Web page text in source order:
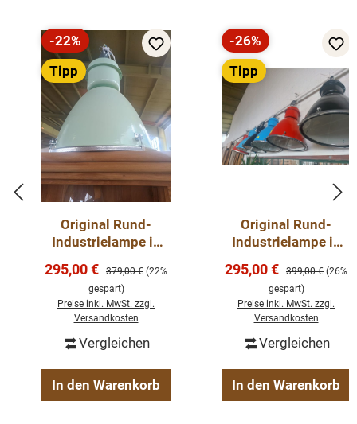
Rabatt
-22%
Tipp
Original Rund-
Industrielampe in
Farben
Verkaufspreis:
295,00 € Regulärer Preis:
379,00 € (22%
gespart)
Preise inkl. MwSt. zzgl.
Versandkosten
Vergleichen
In den Warenkorb
Rabatt
-26%
Tipp
Original Rund-
Industrielampe in
Farben
Verkaufspreis:
295,00 € Regulärer Preis:
399,00 € (26%
gespart)
Preise inkl. MwSt. zzgl.
Versandkosten
Vergleichen
In den Warenkorb